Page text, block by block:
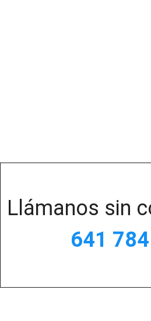
Llámanos sin
641